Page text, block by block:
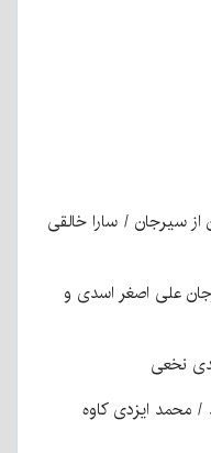
از سیرجان / سارا خالقی
علی اصغر اسدی و
نخعی
/ محمد ایزدی کاوه